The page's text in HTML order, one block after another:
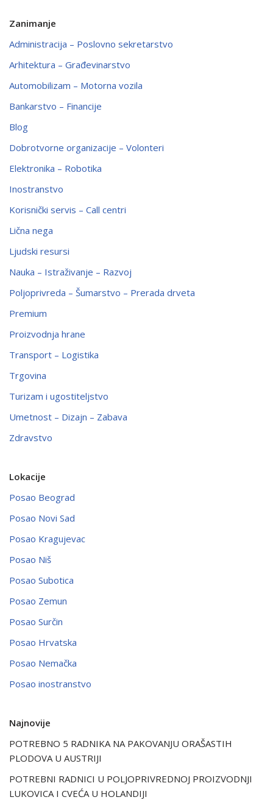
Zanimanje
Administracija – Poslovno sekretarstvo
Arhitektura – Građevinarstvo
Automobilizam – Motorna vozila
Bankarstvo – Financije
Blog
Dobrotvorne organizacije – Volonteri
Elektronika – Robotika
Inostranstvo
Korisnički servis – Call centri
Lična nega
Ljudski resursi
Nauka – Istraživanje – Razvoj
Poljoprivreda – Šumarstvo – Prerada drveta
Premium
Proizvodnja hrane
Transport – Logistika
Trgovina
Turizam i ugostiteljstvo
Umetnost – Dizajn – Zabava
Zdravstvo
Lokacije
Posao Beograd
Posao Novi Sad
Posao Kragujevac
Posao Niš
Posao Subotica
Posao Zemun
Posao Surčin
Posao Hrvatska
Posao Nemačka
Posao inostranstvo
Najnovije
POTREBNO 5 RADNIKA NA PAKOVANJU ORAŠASTIH
PLODOVA U AUSTRIJI
POTREBNI RADNICI U POLJOPRIVREDNOJ PROIZVODNJI
LUKOVICA I CVEĆA U HOLANDIJI